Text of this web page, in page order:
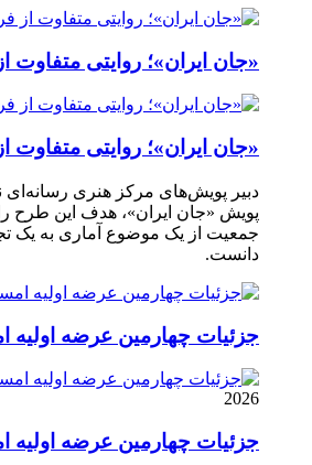
«جان ایران»؛ روایتی متفاوت
«جان ایران»؛ روایتی متفاوت
دبیر پویش‌های مرکز هنری رسانه‌ای
پویش «جان ایران»، هدف این طرح
جمعیت از یک موضوع آماری به یک
دانست.
جزئیات چهارمین عرضه
2026
جزئیات چهارمین عرضه